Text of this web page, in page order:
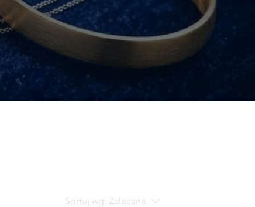
Sortuj wg: Zalecane